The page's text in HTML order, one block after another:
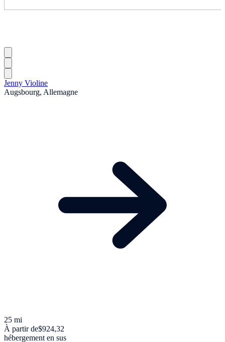
Jenny Violine
Augsbourg, Allemagne
25 mi
À partir de$924,32
hébergement en sus